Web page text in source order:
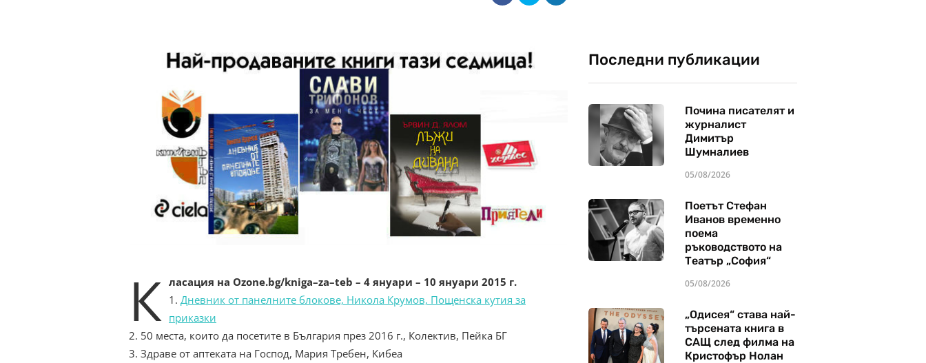
К ласация на Ozone.bg/kniga–za–teb – 4 януари – 10 януари 2015 г.
1. Дневник от панелните блокове, Никола Крумов, Пощенска кутия за
приказки
2. 50 места, които да посетите в България през 2016 г., Колектив, Пейка БГ
3. Здраве от аптеката на Господ, Мария Требен, Кибеа
Последни публикации
Почина писателят и
журналист
Димитър
Шумналиев
05/08/2026
Поетът Стефан
Иванов временно
поема
ръководството на
Театър „София“
05/08/2026
„Одисея“ става най-
търсената книга в
САЩ след филма на
Кристофър Нолан